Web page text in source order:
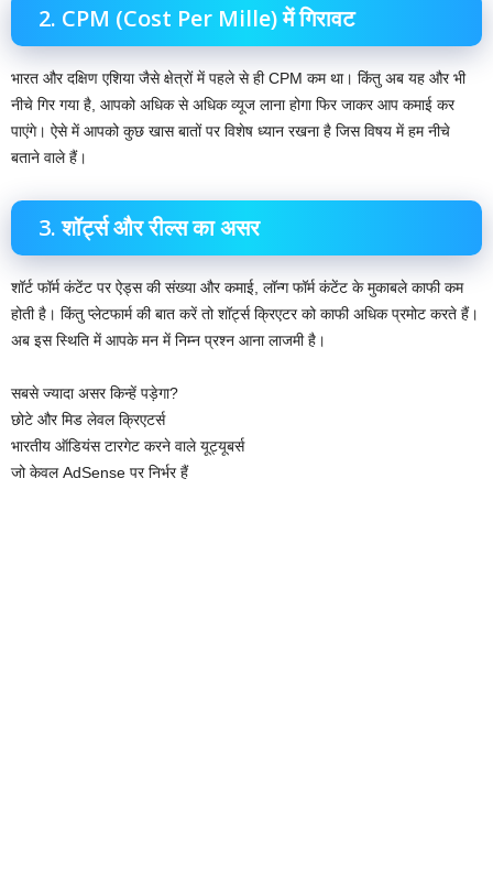
2. CPM (Cost Per Mille) में गिरावट
भारत और दक्षिण एशिया जैसे क्षेत्रों में पहले से ही CPM कम था। किंतु अब यह और भी
नीचे गिर गया है, आपको अधिक से अधिक व्यूज लाना होगा फिर जाकर आप कमाई कर
पाएंगे। ऐसे में आपको कुछ खास बातों पर विशेष ध्यान रखना है जिस विषय में हम नीचे
बताने वाले हैं।
3. शॉर्ट्स और रील्स का असर
शॉर्ट फॉर्म कंटेंट पर ऐड्स की संख्या और कमाई, लॉन्ग फॉर्म कंटेंट के मुकाबले काफी कम
होती है। किंतु प्लेटफार्म की बात करें तो शॉर्ट्स क्रिएटर को काफी अधिक प्रमोट करते हैं।
अब इस स्थिति में आपके मन में निम्न प्रश्न आना लाजमी है।
सबसे ज्यादा असर किन्हें पड़ेगा?
छोटे और मिड लेवल क्रिएटर्स
भारतीय ऑडियंस टारगेट करने वाले यूट्यूबर्स
जो केवल AdSense पर निर्भर हैं